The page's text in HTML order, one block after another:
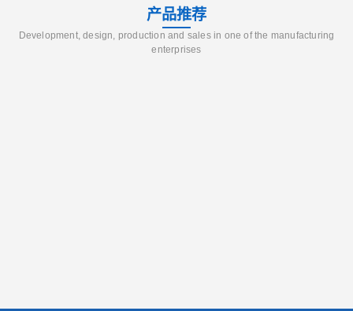
产品推荐
Development, design, production and sales in one of the manufacturing
enterprises